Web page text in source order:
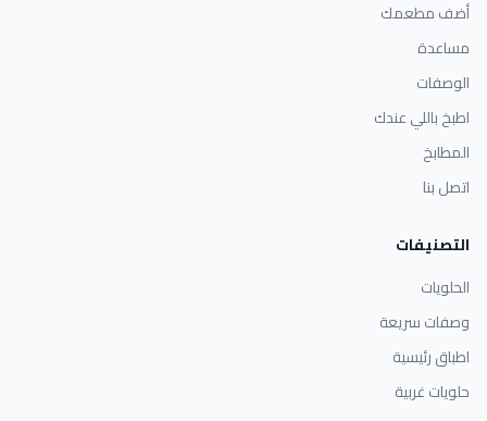
أضف مطعمك
مساعدة
الوصفات
اطبخ باللي عندك
المطابخ
اتصل بنا
التصنيفات
الحلويات
وصفات سريعة
اطباق رئيسية
حلويات غربية